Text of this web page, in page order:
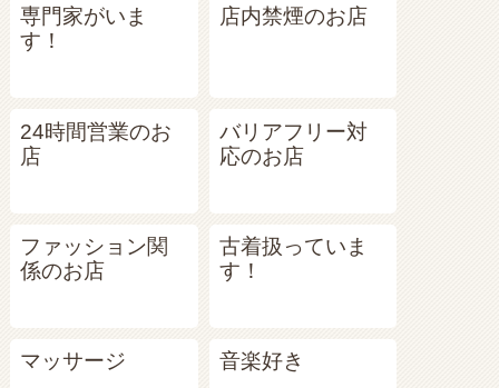
専門家がいま
す！
店内禁煙のお店
24時間営業のお
店
バリアフリー対
応のお店
ファッション関
係のお店
古着扱っていま
す！
マッサージ 音楽好き